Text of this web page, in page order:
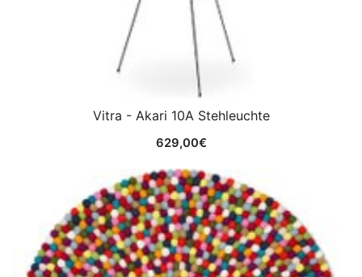
Vitra - Akari 10A Stehleuchte
629,00€